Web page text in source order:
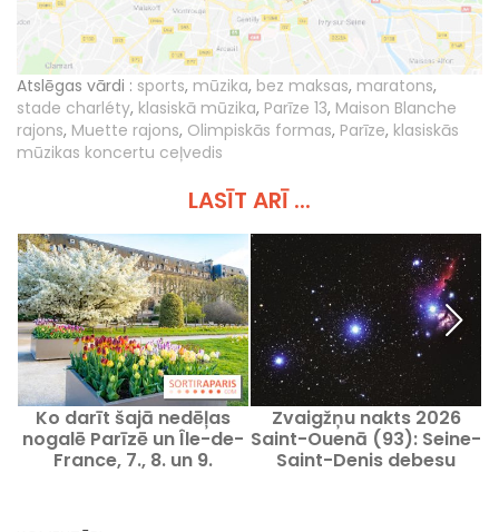
Atslēgas vārdi : sports, mūzika, bez maksas, maratons,
stade charléty, klasiskā mūzika, Parīze 13, Maison Blanche
rajons, Muette rajons, Olimpiskās formas, Parīze, klasiskās
mūzikas koncertu ceļvedis
LASĪT ARĪ ...
Ko darīt šajā nedēļas
nogalē Parīzē un Île-de-
France, 7., 8. un 9.
Zvaigžņu nakts 2026
Saint-Ouenā (93): Seine-
Saint-Denis debesu